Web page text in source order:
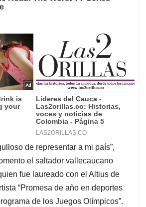
de representar a mi país”,
el saltador vallecaucano
fue laureado con el Altius de
“Promesa de año en deportes
de los Juegos Olímpicos”.